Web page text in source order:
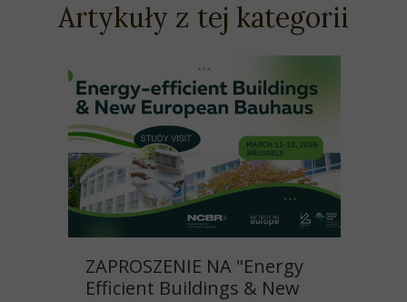
Artykuły z tej kategorii
ZAPROSZENIE NA "Energy
Efficient Buildings & New